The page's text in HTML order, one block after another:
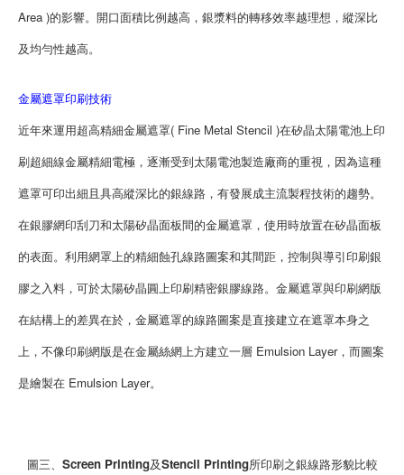
Area )的影響。開口面積比例越高，銀漿料的轉移效率越理想，縱深比
及均勻性越高。
金屬遮罩印刷技術
近年來運用超高精細金屬遮罩( Fine Metal Stencil )在矽晶太陽電池上印
刷超細線金屬精細電極，逐漸受到太陽電池製造廠商的重視，因為這種
遮罩可印出細且具高縱深比的銀線路，有發展成主流製程技術的趨勢。
在銀膠網印刮刀和太陽矽晶面板間的金屬遮罩，使用時放置在矽晶面板
的表面。利用網罩上的精細蝕孔線路圖案和其間距，控制與導引印刷銀
膠之入料，可於太陽矽晶圓上印刷精密銀膠線路。金屬遮罩與印刷網版
在結構上的差異在於，金屬遮罩的線路圖案是直接建立在遮罩本身之
上，不像印刷網版是在金屬絲網上方建立一層 Emulsion Layer，而圖案
是繪製在 Emulsion Layer。
圖三、Screen Printing及Stencil Printing所印刷之銀線路形貌比較